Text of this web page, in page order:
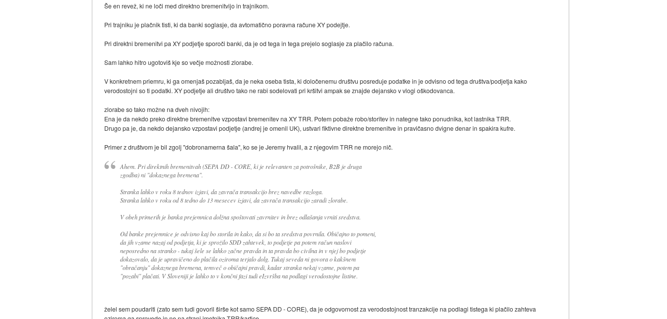
Še en revež, ki ne loči med direktno bremenitvijo in trajnikom.
Pri trajniku je plačnik tisti, ki da banki soglasje, da avtomatično poravna račune XY podejtje.
Pri direktni bremenitvi pa XY podjetje sporoči banki, da je od tega in tega prejelo soglasje za plačilo računa.
Sam lahko hitro ugotoviš kje so večje možnosti zlorabe.
V konkretnem priemru, ki ga omenjaš pozabljaš, da je neka oseba tista, ki določenemu društvu posreduje podatke in je odvisno od tega društva/podjetja kako
verodostojni so ti podatki. XY podjetje ali društvo tako ne rabi sodelovati pri kršitvi ampak se znajde dejansko v vlogi oškodovanca.
zlorabe so tako možne na dveh nivojih:
Ena je da nekdo preko direktne bremenitve vzpostavi bremenitev na XY TRR. Potem pobaže robo/storitev in nategne tako ponudnika, kot lastnika TRR.
Drugo pa je, da nekdo dejansko vzpostavi podjetje (andrej je omenil UK), ustvari fiktivne direktne bremenitve in pravičasno dvigne denar in spakira kufre.
Primer z društvom je bil zgolj "dobronamerna šala", ko se je Jeremy hvalil, a z njegovim TRR ne morejo nič.
Ahem. Pri direktnih bremenitvah (SEPA DD - CORE, ki je relevanten za potrošnike, B2B je druga
zgodba) ni "dokaznega bremena".
Stranka lahko v roku 8 tednov izjavi, da zavrača transakcijo brez navedbe razloga.
Stranka lahko v roku od 8 tedno do 13 mesecev izjavi, da zavrača transakcijo zaradi zlorabe.
V obeh primerih je banka prejemnica dolžna spoštovati zavrnitev in brez odlašanja vrniti sredstva.
Od banke prejemnice je odvisno kaj bo storila in kako, da si bo ta sredstva povrnila. Običajno to pomeni,
da jih vzame nazaj od podjetja, ki je sprožilo SDD zahtevek, to podjetje pa potem račun naslovi
neposredno na stranko - tukaj šele se lahko začne pravda in ta pravda bo civilna in v njej bo podjetje
dokazovalo, da je upravičeno do plačila oziroma terjalo dolg. Tukaj seveda ni govora o kakšnem
"obračanju" dokaznega bremena, temveč o običajni pravdi, kadar stranka nekaj vzame, potem pa
"pozabi" plačati. V Sloveniji je lahko to v končni fazi tudi eIzvršba na podlagi verodostojne listine.
želel sem poudariti (zato sem tudi govoril širše kot samo SEPA DD - CORE), da je odgovornost za verodostojnost tranzakcije na podlagi tistega ki plačilo zahteva